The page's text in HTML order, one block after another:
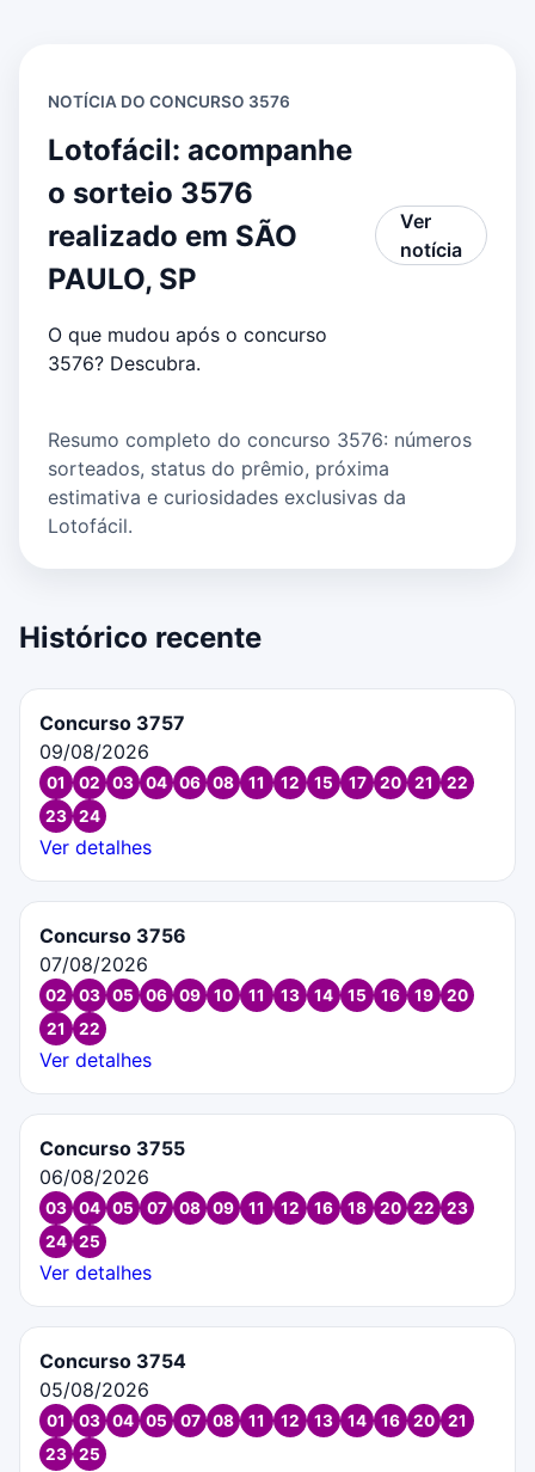
NOTÍCIA DO CONCURSO 3576
Lotofácil: acompanhe
o sorteio 3576
realizado em SÃO
PAULO, SP
O que mudou após o concurso
3576? Descubra.
Ver
notícia
Resumo completo do concurso 3576: números
sorteados, status do prêmio, próxima
estimativa e curiosidades exclusivas da
Lotofácil.
Histórico recente
Concurso 3757
09/08/2026
01 02 03 04 06 08 11 12 15 17 20 21
22
23
24
Ver detalhes
Concurso 3756
07/08/2026
02 03 05 06 09 10 11 13 14 15 16 19
20
21
22
Ver detalhes
Concurso 3755
06/08/2026
03 04 05 07 08 09 11 12 16 18 20 22
23
24
25
Ver detalhes
Concurso 3754
05/08/2026
01 03 04 05 07 08 11 12 13 14 16 20
21
23
25